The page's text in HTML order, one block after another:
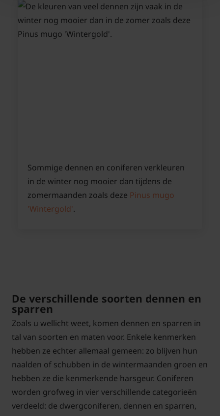
Sommige dennen en coniferen verkleuren
in de winter nog mooier dan tijdens de
zomermaanden zoals deze Pinus mugo
'Wintergold'.
De verschillende soorten dennen en
sparren
Zoals u wellicht weet, komen dennen en sparren in
tal van soorten en maten voor. Enkele kenmerken
hebben ze echter allemaal gemeen: zo blijven hun
naalden of schubben in de wintermaanden groen en
hebben ze die kenmerkende harsgeur. Coniferen
worden grofweg in vier verschillende categorieën
verdeeld: de dwergconiferen, dennen en sparren,